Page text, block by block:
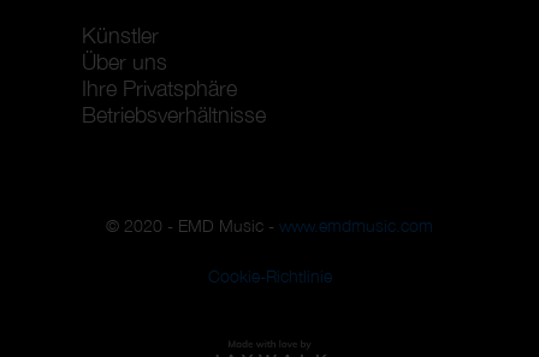
Künstler
Über uns
Ihre Privatsphäre
Betriebsverhältnisse
© 2020 - EMD Music - www.emdmusic.com
Cookie-Richtlinie